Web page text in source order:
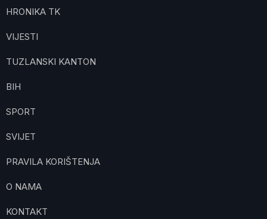
HRONIKA TK
VIJESTI
TUZLANSKI KANTON
BIH
SPORT
SVIJET
PRAVILA KORIŠTENJA
O NAMA
KONTAKT